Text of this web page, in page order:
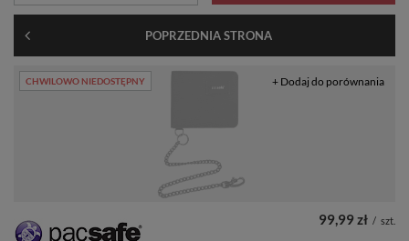
POPRZEDNIA STRONA
CHWILOWO NIEDOSTĘPNY
99,99 zł / szt.
+ Dodaj do porównania